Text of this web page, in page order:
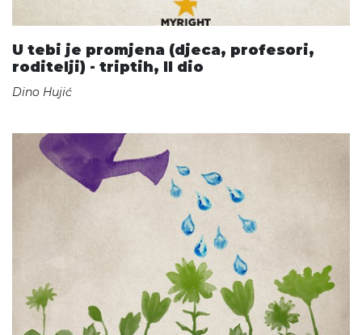
U tebi je promjena (djeca, profesori,
roditelji) - triptih, II dio
Dino Hujić